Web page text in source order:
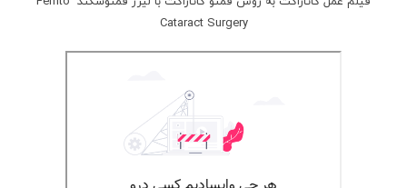
Cataract Surgery